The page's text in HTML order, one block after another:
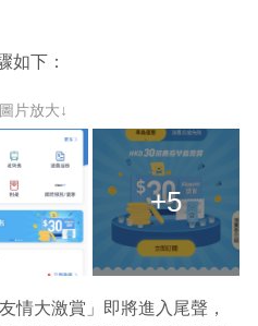
如下：
片放大↓
+5
情大激賞」即將進入尾聲，